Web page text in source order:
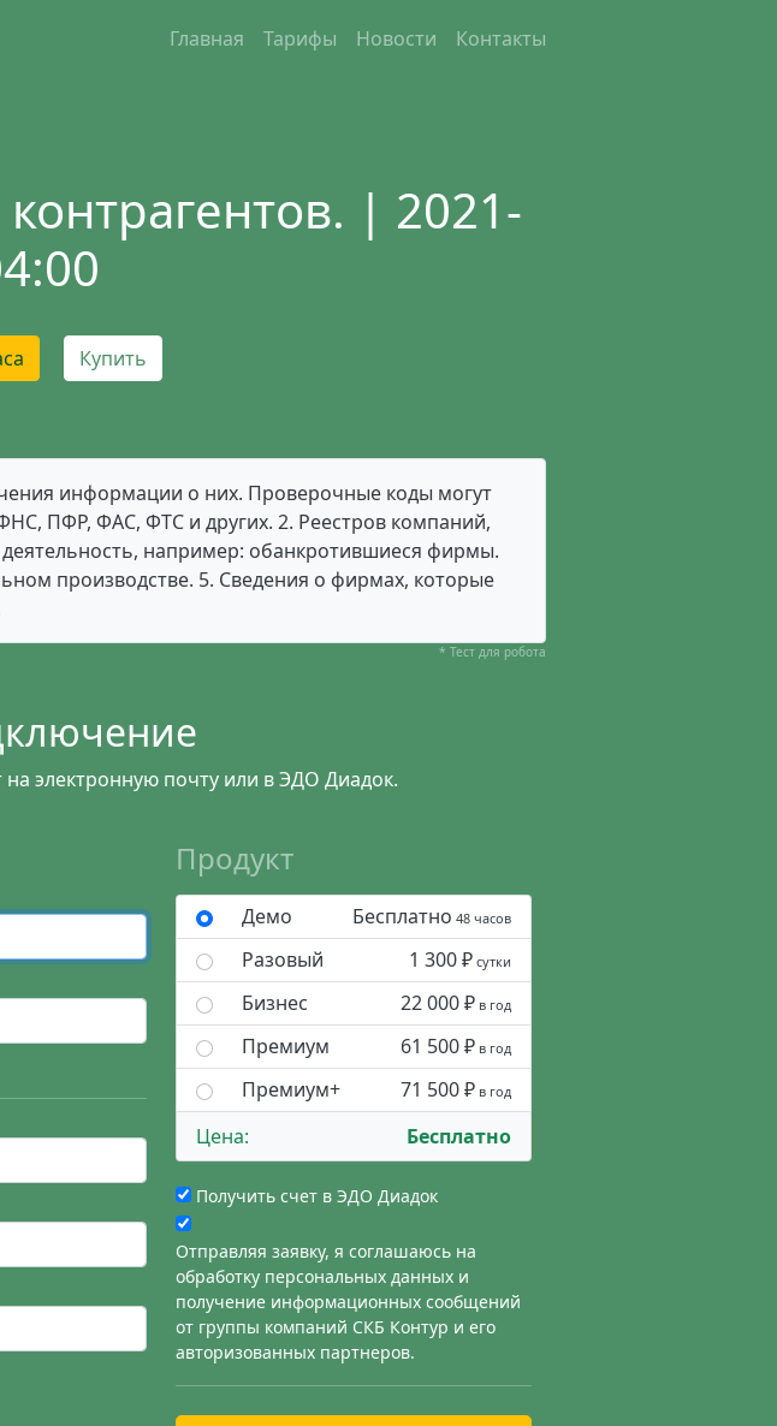
Главная Тарифы Новости Контакты
| 2021-
Купить
информации о них. Проверочные коды могут
ПФР, ФАС, ФТС и других. 2. Реестров компаний,
например: обанкротившиеся фирмы.
производстве. 5. Сведения о фирмах, которые
* Тест для робота
на электронную почту или в ЭДО Диадок.
Продукт
Демо Бесплатно 48 часов
Разовый 1 300 ₽сутки
Бизнес 22 000 ₽в год
Премиум 61 500 ₽в год
Премиум+ 71 500 ₽в год
Цена: Бесплатно
Получить счет в ЭДО Диадок
Отправляя заявку, я соглашаюсь на
обработку персональных данных и
получение информационных сообщений
от группы компаний СКБ Контур и его
авторизованных партнеров.